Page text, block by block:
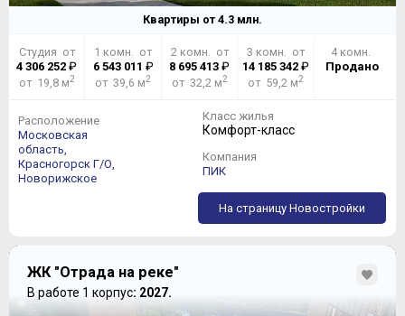
Квартиры от 4.3 млн.
Студия от
4 306 252 ₽
от 19,8 м2
1 комн. от
6 543 011 ₽
от 39,6 м2
2 комн. от
8 695 413 ₽
от 32,2 м2
3 комн. от
14 185 342 ₽
от 59,2 м2
4 комн.
Продано
Расположение
Московская
область,
Красногорск Г/О,
Новорижское
Класс жилья
Комфорт-класс
Компания
ПИК
На страницу Новостройки
ЖК "Отрада на реке"
В работе 1 корпус: 2027.